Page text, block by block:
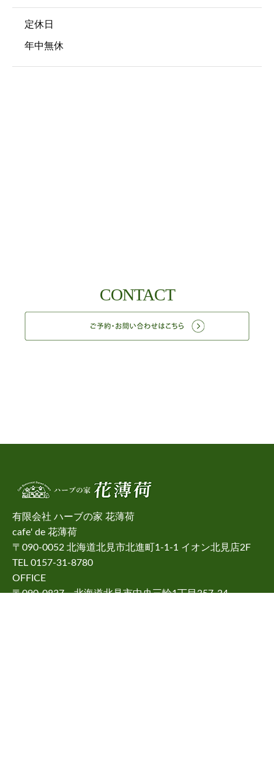
定休日
年中無休
CONTACT
有限会社 ハーブの家 花薄荷
cafe' de 花薄荷
〒090-0052 北海道北見市北進町1-1-1 イオン北見店2F
TEL 0157-31-8780
OFFICE
〒090-0837 北海道北見市中央三輪1丁目357-34